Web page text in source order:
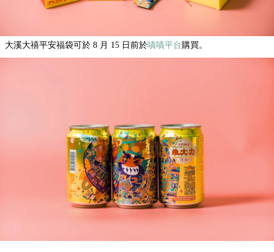
大溪大禧平安福袋可於 8 月 15 日前於嘖嘖平台購買。